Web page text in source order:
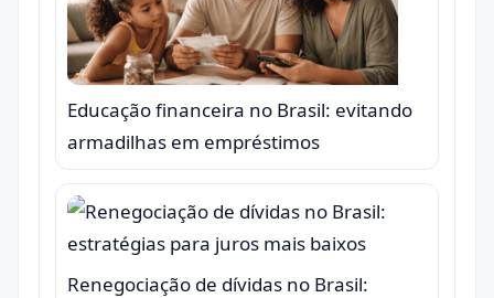
Educação financeira no Brasil: evitando
armadilhas em empréstimos
Renegociação de dívidas no Brasil: